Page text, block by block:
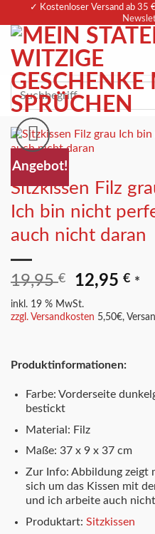
springen
✓ Kostenloser Versand ab
Suchen
nach:
Angebot!
Sitzkissen Filz
Ich bin nicht
auch nicht daran
19,95€
Preis
war:
12,95€
ist:
*
inkl. 19 % MwSt.
zzgl. Versandkosten 5,50€,
Produktinformationen:
Farbe: Vorderseite
bestickt
Material: Filz
Maße: 37 x 9 x 37 cm
Zur Info: Abbildung zeigt
sich um das Kissen mit
und ich arbeite auch
Produktart: Sitzkissen